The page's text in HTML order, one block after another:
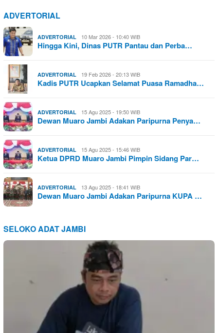
ADVERTORIAL
ADVERTORIAL 10 Mar 2026 - 10:40 WIB
Hingga Kini, Dinas PUTR Pantau dan Perba…
ADVERTORIAL 19 Feb 2026 - 20:13 WIB
Kadis PUTR Ucapkan Selamat Puasa Ramadha…
ADVERTORIAL 15 Agu 2025 - 19:50 WIB
Dewan Muaro Jambi Adakan Paripurna Penya…
ADVERTORIAL 15 Agu 2025 - 15:46 WIB
Ketua DPRD Muaro Jambi Pimpin Sidang Par…
ADVERTORIAL 13 Agu 2025 - 18:41 WIB
Dewan Muaro Jambi Adakan Paripurna KUPA …
SELOKO ADAT JAMBI